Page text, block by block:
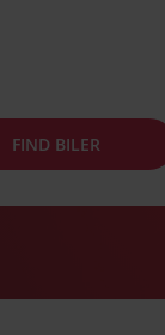
FIND BILER